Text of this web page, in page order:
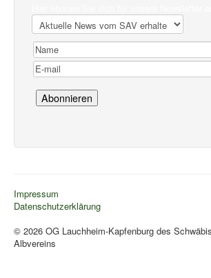
Impressum
Datenschutzerklärung
© 2026 OG Lauchheim-Kapfenburg des
Albvereins